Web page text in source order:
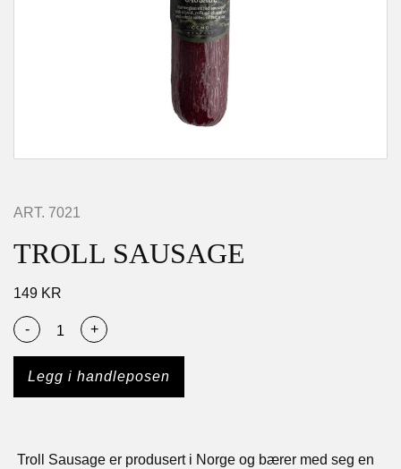
ART. 7021
TROLL SAUSAGE
149 KR
- +
Legg i handleposen
Troll Sausage er produsert i Norge og bærer med seg en